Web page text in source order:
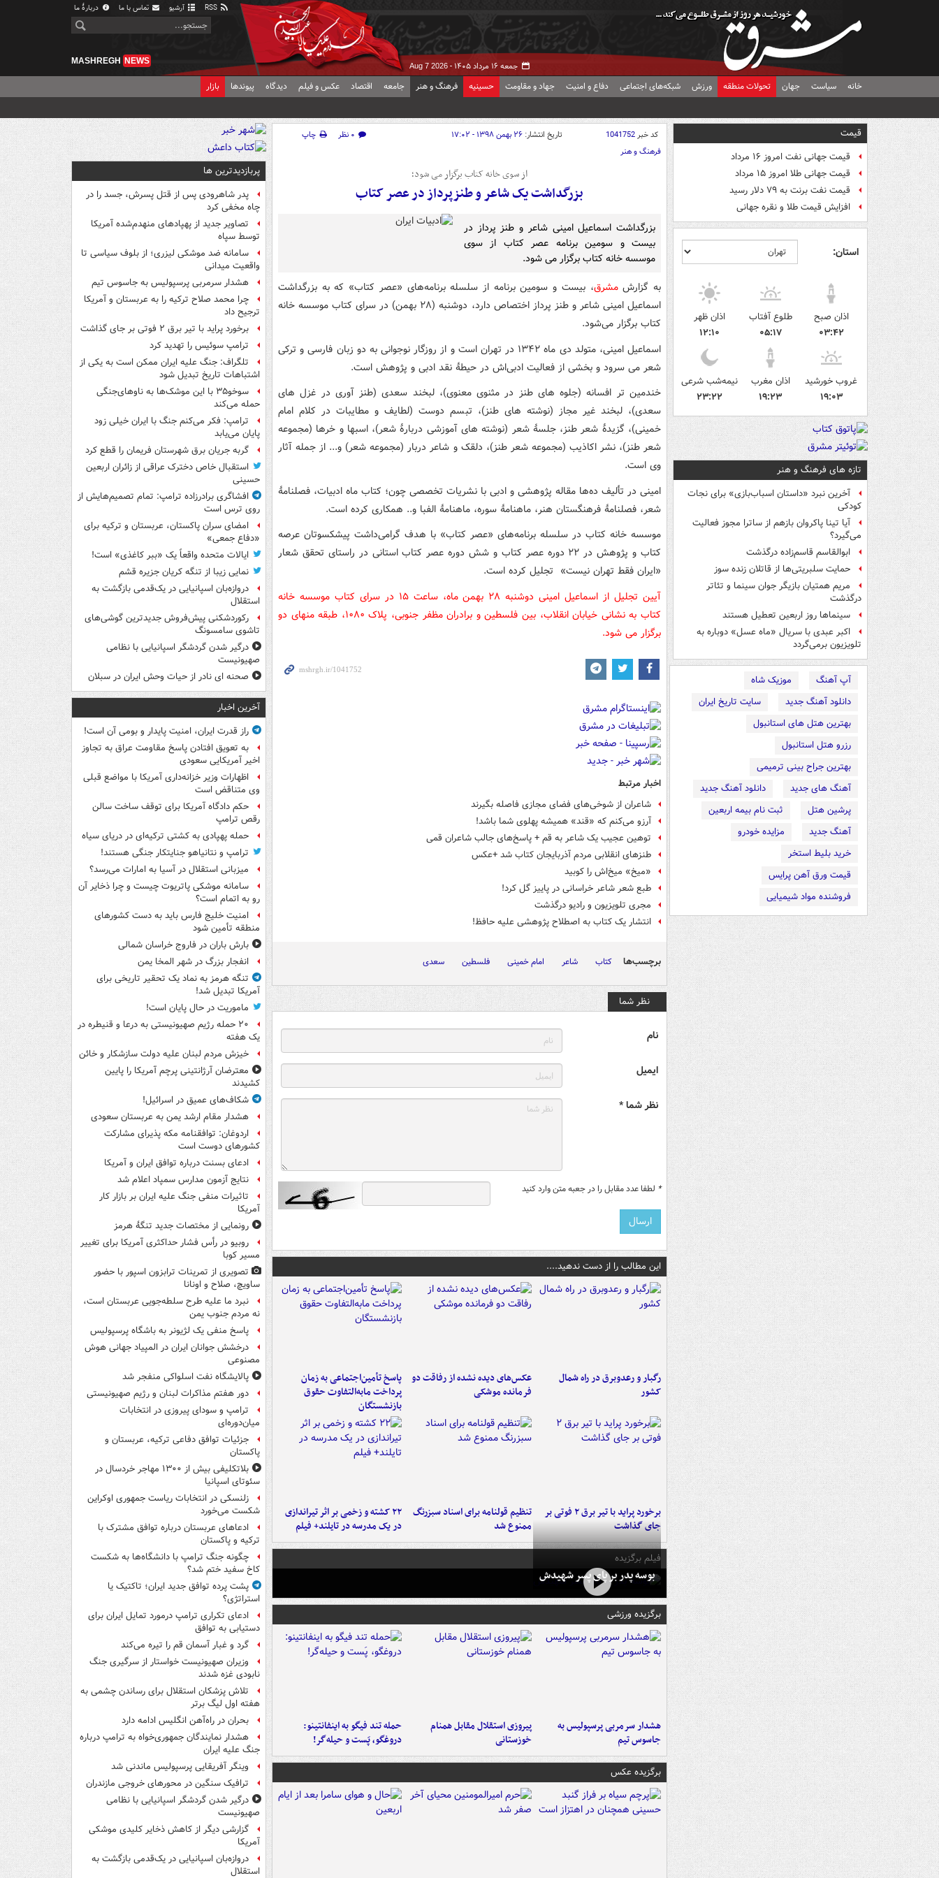
آرشیو تماس با ما دربارهٔ ما
جمعه ۱۶ مرداد ۱۴۰۵ - Aug 7 2026
MASHREGH NEWS
خانه سیاست جهان تحولات منطقه ورزش شبکه‌های اجتماعی دفاع و امنیت جهاد و مقاومت حسینیه فرهنگ و هنر جامعه اقتصاد عکس و فیلم دیدگاه پیوندها بازار
قیمت
قیمت جهانی نفت امروز ۱۶ مرداد
قیمت جهانی طلا امروز ۱۵ مرداد
قیمت نفت برنت به ۷۹ دلار رسید
افزایش قیمت طلا و نقره جهانی
استان:
اذان صبح
۰۳:۴۲
طلوع آفتاب
۰۵:۱۷
اذان ظهر
۱۲:۱۰
غروب خورشید
۱۹:۰۳
اذان مغرب
۱۹:۲۳
نیمه‌شب شرعی
۲۳:۲۲
تازه های فرهنگ و هنر
آخرین نبرد «داستان اسباب‌بازی» برای نجات
کودکی
آیا تینا پاکروان بازهم از ساترا مجوز فعالیت
می‌گیرد؟
ابوالقاسم قاسم‌زاده درگذشت
حمایت سلبریتی‌ها از قاتلان زنده سوز
مریم همتیان بازیگر جوان سینما و تئاتر
درگذشت
سینماها روز اربعین تعطیل هستند
اکبر عبدی با سریال «ماه عسل» دوباره به
تلویزیون برمی‌گردد
آپ آهنگ
موزیک شاه
دانلود آهنگ جدید
سایت تاریخ ایران
بهترین هتل های استانبول
رزرو هتل استانبول
بهترین جراح بینی ترمیمی
آهنگ های جدید
دانلود آهنگ جدید
پرشین هتل
ثبت نام بیمه اربعین
آهنگ جدید
مزایده خودرو
خرید بلیط استخر
قیمت ورق آهن پرایس
فروشنده مواد شیمیایی
کد خبر1041752 تاریخ انتشار: ۲۶ بهمن ۱۳۹۸ - ۱۷:۰۲ ۰ نظر
چاپ
فرهنگ و هنر
از سوی خانه کتاب برگزار می شود؛
بزرگداشت یک شاعر و طنزپرداز در عصر کتاب
بزرگداشت اسماعیل امینی شاعر و طنز پرداز در
بیست و سومین برنامه عصر کتاب از سوی
موسسه خانه کتاب برگزار می شود.
به گزارشمشرق، بیست و سومین برنامه از سلسله برنامه‌های «عصر کتاب» که به بزرگداشت
اسماعیل امینی شاعر و طنز پرداز اختصاص دارد، دوشنبه (۲۸ بهمن) در سرای کتاب موسسه خانه
کتاب برگزار می‌شود.
اسماعیل امینی، متولد دی ماه ۱۳۴۲ در تهران است و از روزگار نوجوانی به دو زبان فارسی و ترکی
شعر می سرود و بخشی از فعالیت ادبی‌اش در حیطۀ نقد ادبی و پژوهش است.
خندمین تر افسانه (جلوه های طنز در مثنوی معنوی)، لبخند سعدی (طنز آوری در غزل های
سعدی)، لبخند غیر مجاز (نوشته های طنز)، تبسم دوست (لطایف و مطایبات در کلام امام
خمینی)، گزیدۀ شعر طنز، جلسۀ شعر (نوشته های آموزشی دربارۀ شعر)، اسبها و خرها (مجموعه
شعر طنز)، نشر اکاذیب (مجموعه شعر طنز)، دلقک و شاعر دربار (مجموعه شعر) و... از جمله آثار
وی است.
امینی در تألیف ده‌ها مقاله پژوهشی و ادبی با نشریات تخصصی چون؛ کتاب ماه ادبیات، فصلنامۀ
شعر، فصلنامۀ فرهنگستان هنر، ماهنامۀ سوره، ماهنامۀ الفبا و.. همکاری کرده است.
موسسه خانه کتاب در سلسله برنامه‌های «عصر کتاب» با هدف گرامی‌داشت پیشکسوتان عرصه
کتاب و پژوهش در ۲۲ دوره عصر کتاب و شش دوره عصر کتاب استانی در راستای تحقق شعار
«ایران فقط تهران نیست» تجلیل کرده است.
آیین تجلیل از اسماعیل امینی دوشنبه ۲۸ بهمن ماه، ساعت ۱۵ در سرای کتاب موسسه خانه
کتاب به نشانی خیابان انقلاب، بین فلسطین و برادران مظفر جنوبی، پلاک ۱۰۸۰، طبقه منهای دو
برگزار می شود.
اخبار مرتبط
شاعران از شوخی‌های فضای مجازی فاصله بگیرند
آرزو می‌کنم که «قند» همیشه پهلوی شما باشد!
توهین عجیب یک شاعر به قم + پاسخ‌های جالب شاعران قمی
طنزهای انقلابی مردم آذربایجان کتاب شد +عکس
«میخ» میخ‌اش را کوبید
طبع شعر شاعر خراسانی در پاییز گل کرد!
مجری تلویزیون و رادیو درگذشت
انتشار یک کتاب به اصطلاح پژوهشی علیه حافظ!
برچسب‌ها کتاب شاعر امام خمینی فلسطین سعدی
نظر شما
نام
ایمیل
نظر شما *
* لطفا عدد مقابل را در جعبه متن وارد کنید
این مطالب را از دست ندهید....
رگبار و رعدوبرق در راه شمال
کشور
عکس‌های دیده نشده از رفاقت دو
فرمانده‌ موشکی
پاسخ تأمین‌اجتماعی به زمان
پرداخت مابه‌التفاوت حقوق
بازنشستگان
برخورد پراید با تیر برق ۲ فوتی بر
جای گذاشت
تنظیم قولنامه برای اسناد سبزرنگ
ممنوع شد
۲۲ کشته و زخمی بر اثر تیراندازی
در یک مدرسه در تایلند+ فیلم
فیلم برگزیده
بوسه‌ پدر بر پای پسر شهیدش
برگزیده ورزشی
هشدار سرمربی پرسپولیس به
جاسوس تیم
پیروزی استقلال مقابل همنام
خوزستانی
حمله تند فیگو به اینفانتینو:
دروغگو، پَست‌ و حیله‌گر!
برگزیده عکس
پربازدیدترین ها
پدر شاهرودی پس از قتل پسرش، جسد را در
چاه مخفی کرد
تصاویر جدید از پهپادهای منهدم‌شده آمریکا
توسط سپاه
سامانه ضد موشکی لیزری؛ از بلوف سیاسی تا
واقعیت میدانی
هشدار سرمربی پرسپولیس به جاسوس تیم
چرا محمد صلاح ترکیه را به عربستان و آمریکا
ترجیح داد
برخورد پراید با تیر برق ۲ فوتی بر جای گذاشت
ترامپ سوئیس را تهدید کرد
تلگراف: جنگ علیه ایران ممکن است به یکی از
اشتباهات تاریخ تبدیل شود
سوخو۳۵ با این موشک‌ها به ناوهای‌جنگی
حمله می‌کند
ترامپ: فکر می‌کنم جنگ با ایران خیلی زود
پایان می‌یابد
گربه جریان برق شهرستان فریمان را قطع کرد
استقبال خاص دخترک عراقی از زائران اربعین
حسینی
افشاگری برادرزاده ترامپ: تمام تصمیم‌هایش از
روی ترس است
امضای سران پاکستان، عربستان و ترکیه برای
«دفاع جمعی»
ایالات متحده واقعاً یک «ببر کاغذی» است!
نمایی زیبا از تنگه کریان جزیره قشم
دروازه‌بان اسپانیایی در یک‌قدمی بازگشت به
استقلال
رکوردشکنی پیش‌فروش جدیدترین گوشی‌های
تاشوی سامسونگ
درگیر شدن گردشگر اسپانیایی با نظامی
صهیونیست
صحنه ای نادر از حیات وحش ایران در سبلان
آخرین اخبار
راز قدرت ایران، امنیت پایدار و بومی آن است!
به تعویق افتادن پاسخ مقاومت عراق به تجاوز
اخیر آمریکایی سعودی
اظهارات وزیر خزانه‌داری آمریکا با مواضع قبلی
وی متناقض است
حکم دادگاه آمریکا برای توقف ساخت سالن
رقص ترامپ
حمله پهپادی به کشتی ترکیه‌ای در دریای سیاه
ترامپ و نتانیاهو جنایتکار جنگی هستند!
میزبانی استقلال در آسیا به امارات می‌رسد؟
سامانه موشکی پاتریوت چیست و چرا ذخایر آن
رو به اتمام است؟
امنیت خلیج فارس باید به دست کشورهای
منطقه تأمین شود
بارش باران در فاروج خراسان شمالی
انفجار بزرگ در شهر المخا یمن
تنگه هرمز به نماد یک تحقیر تاریخی برای
آمریکا تبدیل شد!
ماموریت در حال پایان است!
۲۰ حمله رژیم صهیونیستی به درعا و قنیطره در
یک هفته
خیزش مردم لبنان علیه دولت سازشکار و خائن
معترضان آرژانتینی پرچم آمریکا را پایین
کشیدند
شکاف‌های عمیق در اسرائیل!
هشدار مقام ارشد یمن به عربستان سعودی
اردوغان: توافقنامه مکه پذیرای مشارکت
کشورهای دوست است
ادعای بسنت درباره توافق ایران و آمریکا
نتایج آزمون مدارس سمپاد اعلام شد
تاثیرات منفی جنگ علیه ایران بر بازار کار
آمریکا
رونمایی از مختصات جدید تنگۀ هرمز
روبیو در رأس فشار حداکثری آمریکا برای تغییر
مسیر کوبا
تصویری از تمرینات ترابزون اسپور با حضور
ساویچ، صلاح و اونانا
نبرد ما علیه طرح سلطه‌جویی عربستان است،
نه مردم جنوب یمن
پاسخ منفی یک لژیونر به باشگاه پرسپولیس
درخشش جوانان ایران در المپیاد جهانی هوش
مصنوعی
پالایشگاه نفت اسلواکی منفجر شد
دور هفتم مذاکرات لبنان و رژیم صهیونیستی
ترامپ و سودای پیروزی در انتخابات
میان‌دوره‌ای
جزئیات توافق دفاعی ترکیه، عربستان و
پاکستان
بلاتکلیفی بیش از ۱۳۰۰ مهاجر خردسال در
سئوتای اسپانیا
زلنسکی در انتخابات ریاست جمهوری اوکراین
شکست می‌خورد
ادعاهای عربستان درباره توافق مشترک با
ترکیه و پاکستان
چگونه جنگ ترامپ با دانشگاه‌ها به شکست
کاخ سفید ختم شد؟
پشت پرده توافق جدید ایران؛ تاکتیک یا
استراتژی؟
ادعای تکراری ترامپ درمورد تمایل ایران برای
دستیابی به توافق
گرد و غبار آسمان قم را تیره می‌کند
وزیران صهیونیست خواستار از سرگیری جنگ
نابودی غزه شدند
تلاش پزشکان استقلال برای رساندن چشمی به
هفته اول لیگ برتر
بحران در راه‌آهن انگلیس ادامه دارد
هشدار نمایندگان جمهوری‌خواه به ترامپ درباره
جنگ علیه ایران
وینگر آفریقایی پرسپولیس ماندنی شد
ترافیک سنگین در محورهای خروجی مازندران
درگیر شدن گردشگر اسپانیایی با نظامی
صهیونیست
گزارشی دیگر از کاهش ذخایر کلیدی موشکی
آمریکا
دروازه‌بان اسپانیایی در یک‌قدمی بازگشت به
استقلال